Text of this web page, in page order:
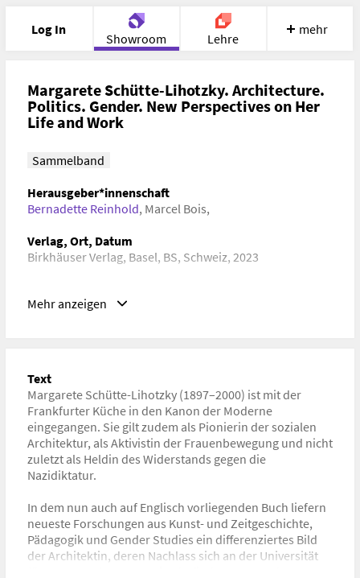
Log In
Showroom Lehre
Portfolio Image Cloud
Meet
mehr
Margarete Schütte-Lihotzky. Architecture.
Politics. Gender. New Perspectives on Her
Life and Work
Sammelband
Herausgeber*innenschaft
Bernadette Reinhold, Marcel Bois,
Verlag, Ort, Datum
Birkhäuser Verlag, Basel, BS, Schweiz, 2023
Kunstgeschichte, Architekturgeschichte, Zeitgeschichte,
URL
https://birkhauser.com/de/books/9783035627022
Mehr anzeigen
Text
Margarete Schütte-Lihotzky (1897–2000) ist mit der
Frankfurter Küche in den Kanon der Moderne
eingegangen. Sie gilt zudem als Pionierin der sozialen
Architektur, als Aktivistin der Frauenbewegung und nicht
zuletzt als Heldin des Widerstands gegen die
Nazidiktatur.
In dem nun auch auf Englisch vorliegenden Buch liefern
neueste Forschungen aus Kunst- und Zeitgeschichte,
Pädagogik und Gender Studies ein differenziertes Bild
der Architektin, deren Nachlass sich an der Universität